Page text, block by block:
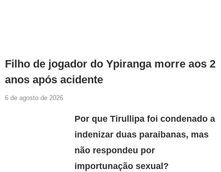
Filho de jogador do Ypiranga morre aos 2
anos após acidente
6 de agosto de 2026
Por que Tirullipa foi condenado a
indenizar duas paraibanas, mas
não respondeu por
importunação sexual?